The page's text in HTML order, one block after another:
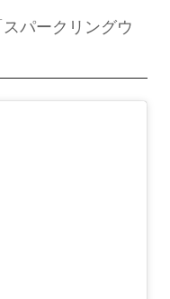
パークリングウ